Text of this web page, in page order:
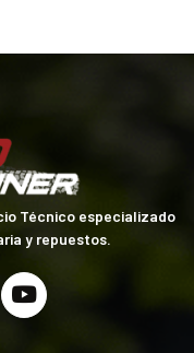
Técnico especializado
y repuestos.